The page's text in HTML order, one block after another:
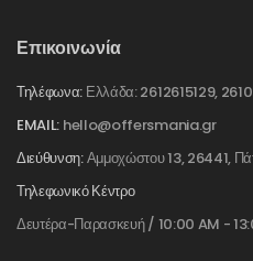
Επικοινωνία
Τηλέφωνα: Ελλάδα: 2612615129,
EMAIL: hello@offersmania.gr
Διεύθυνση:Αμμοχώστου 13, 26441,
Τηλεφωνικό Κέντρο
Δευτέρα-Παρασκευή / 10:00 AM -